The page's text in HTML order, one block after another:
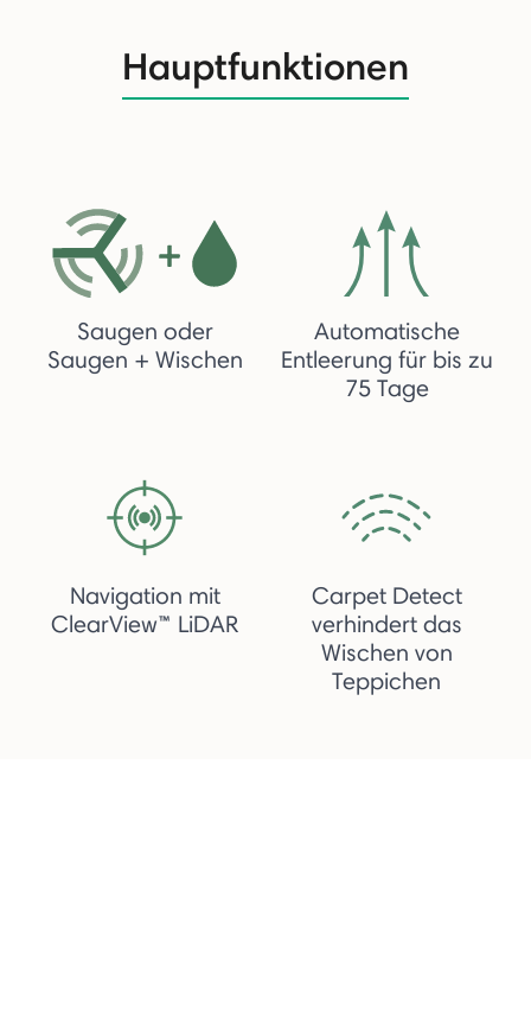
Hauptfunktionen
Saugen oder
Saugen + Wischen
Automatische
Entleerung für bis zu
75 Tage
Navigation mit
ClearView™ LiDAR
Carpet Detect
verhindert das
Wischen von
Teppichen